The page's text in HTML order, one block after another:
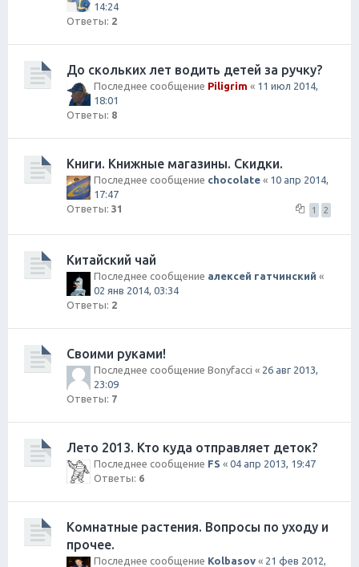
14:24
Ответы: 2
До скольких лет водить детей за ручку?
Последнее сообщение Piligrim « 11 июл 2014,
18:01
Ответы: 8
Книги. Книжные магазины. Скидки.
Последнее сообщение chocolate « 10 апр 2014,
17:47
Ответы: 31 1 2
Китайский чай
Последнее сообщение алексей гатчинский «
02 янв 2014, 03:34
Ответы: 2
Своими руками!
Последнее сообщение Bonyfacci « 26 авг 2013,
23:09
Ответы: 7
Лето 2013. Кто куда отправляет деток?
Последнее сообщение FS « 04 апр 2013, 19:47
Ответы: 6
Комнатные растения. Вопросы по уходу и
прочее.
Последнее сообщение Kolbasov « 21 фев 2012,